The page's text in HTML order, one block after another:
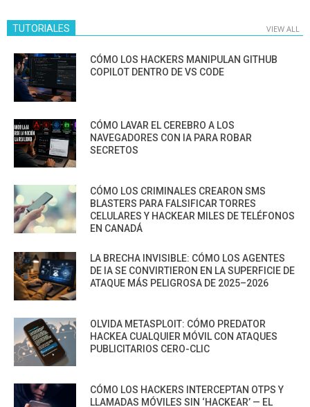
TUTORIALES VIEW ALL
CÓMO LOS HACKERS MANIPULAN GITHUB
COPILOT DENTRO DE VS CODE
CÓMO LAVAR EL CEREBRO A LOS
NAVEGADORES CON IA PARA ROBAR
SECRETOS
CÓMO LOS CRIMINALES CREARON SMS
BLASTERS PARA FALSIFICAR TORRES
CELULARES Y HACKEAR MILES DE TELÉFONOS
EN CANADÁ
LA BRECHA INVISIBLE: CÓMO LOS AGENTES
DE IA SE CONVIRTIERON EN LA SUPERFICIE DE
ATAQUE MÁS PELIGROSA DE 2025–2026
OLVIDA METASPLOIT: CÓMO PREDATOR
HACKEA CUALQUIER MÓVIL CON ATAQUES
PUBLICITARIOS CERO-CLIC
CÓMO LOS HACKERS INTERCEPTAN OTPS Y
LLAMADAS MÓVILES SIN ‘HACKEAR’ — EL